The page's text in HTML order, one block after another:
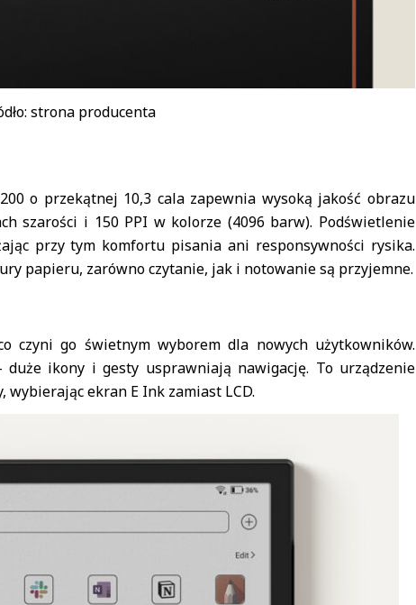
strona producenta
o przekątnej 10,3 cala zapewnia wysoką jakość obrazu
szarości i 150 PPI w kolorze (4096 barw). Podświetlenie
przy tym komfortu pisania ani responsywności rysika.
papieru, zarówno czytanie, jak i notowanie są przyjemne.
czyni go świetnym wyborem dla nowych użytkowników.
ikony i gesty usprawniają nawigację. To urządzenie
wybierając ekran E Ink zamiast LCD.